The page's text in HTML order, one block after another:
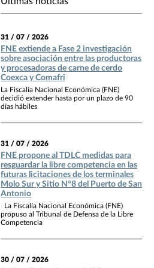
31 / 07 / 2026
FNE extiende a Fase 2 investigación
sobre asociación entre las productoras
y procesadoras de carne de cerdo
Coexca y Comafri
La Fiscalía Nacional Económica (FNE)
decidió extender hasta por un plazo de 90
días hábiles
31 / 07 / 2026
FNE propone al TDLC medidas para
resguardar la libre competencia en las
futuras licitaciones de los terminales
Molo Sur y Sitio N°8 del Puerto de San
Antonio
La Fiscalía Nacional Económica (FNE)
propuso al Tribunal de Defensa de la Libre
Competencia
30 / 07 / 2026